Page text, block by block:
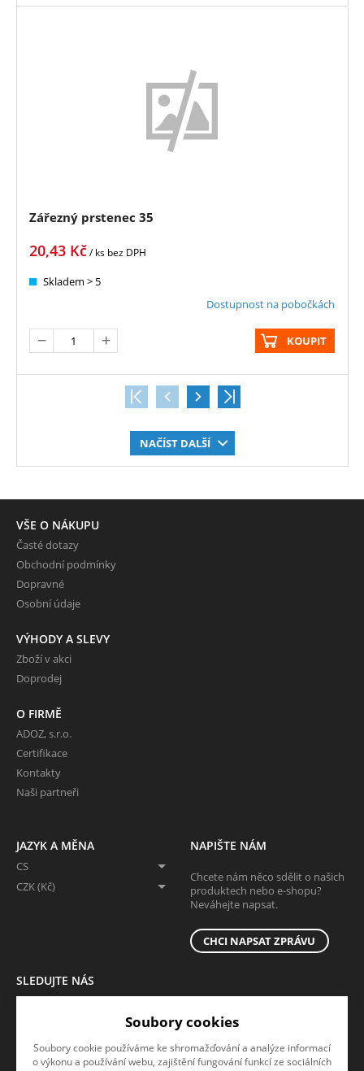
Zářezný prstenec 35
20,43 Kč/ ks bez DPH
Skladem > 5
Dostupnost na pobočkách
KOUPIT
NAČÍST DALŠÍ
VŠE O NÁKUPU
Časté dotazy
Obchodní podmínky
Dopravné
Osobní údaje
VÝHODY A SLEVY
Zboží v akci
Doprodej
O FIRMĚ
ADOZ, s.r.o.
Certifikace
Kontakty
Naši partneři
JAZYK A MĚNA
CS
CZK (Kč)
NAPIŠTE NÁM
Chcete nám něco sdělit o našich
produktech nebo e-shopu?
Neváhejte napsat.
CHCI NAPSAT ZPRÁVU
SLEDUJTE NÁS
Soubory cookies
Soubory cookie používáme ke shromažďování a analýze informací
o výkonu a používání webu, zajištění fungování funkcí ze sociálních